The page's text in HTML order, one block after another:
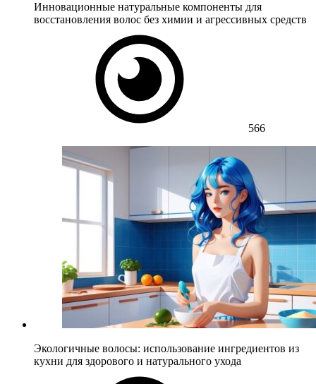
Инновационные натуральные компоненты для
восстановления волос без химии и агрессивных средств
566
Экологичные волосы: использование ингредиентов из
кухни для здорового и натурального ухода